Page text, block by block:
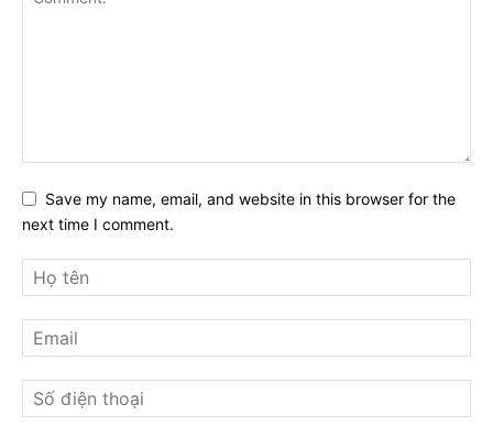
Save my name, email, and website in this browser for the
next time I comment.